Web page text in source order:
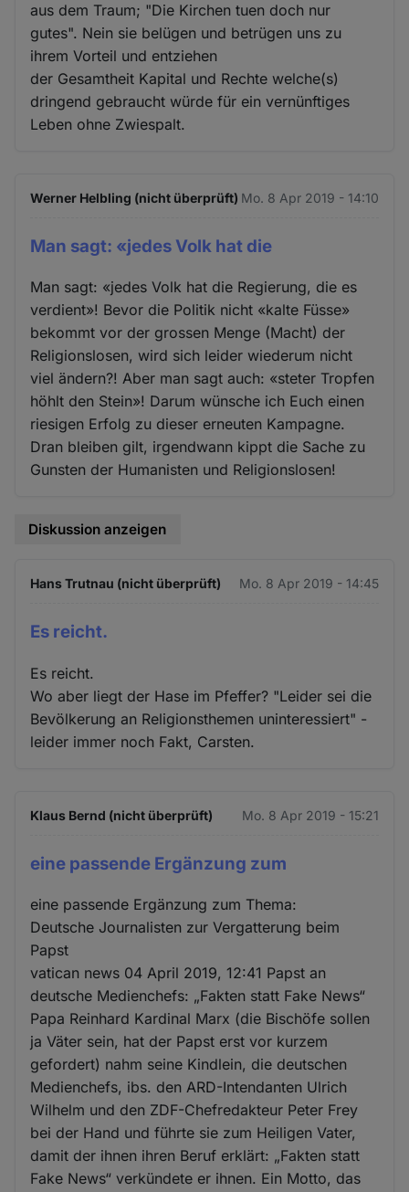
aus dem Traum; "Die Kirchen tuen doch nur
gutes". Nein sie belügen und betrügen uns zu
ihrem Vorteil und entziehen
der Gesamtheit Kapital und Rechte welche(s)
dringend gebraucht würde für ein vernünftiges
Leben ohne Zwiespalt.
Werner Helbling (nicht überprüft) Mo. 8 Apr 2019 - 14:10
Man sagt: «jedes Volk hat die
Man sagt: «jedes Volk hat die Regierung, die es
verdient»! Bevor die Politik nicht «kalte Füsse»
bekommt vor der grossen Menge (Macht) der
Religionslosen, wird sich leider wiederum nicht
viel ändern?! Aber man sagt auch: «steter Tropfen
höhlt den Stein»! Darum wünsche ich Euch einen
riesigen Erfolg zu dieser erneuten Kampagne.
Dran bleiben gilt, irgendwann kippt die Sache zu
Gunsten der Humanisten und Religionslosen!
Diskussion anzeigen
Hans Trutnau (nicht überprüft) Mo. 8 Apr 2019 - 14:45
Es reicht.
Es reicht.
Wo aber liegt der Hase im Pfeffer? "Leider sei die
Bevölkerung an Religionsthemen uninteressiert" -
leider immer noch Fakt, Carsten.
Klaus Bernd (nicht überprüft) Mo. 8 Apr 2019 - 15:21
eine passende Ergänzung zum
eine passende Ergänzung zum Thema:
Deutsche Journalisten zur Vergatterung beim
Papst
vatican news 04 April 2019, 12:41 Papst an
deutsche Medienchefs: „Fakten statt Fake News“
Papa Reinhard Kardinal Marx (die Bischöfe sollen
ja Väter sein, hat der Papst erst vor kurzem
gefordert) nahm seine Kindlein, die deutschen
Medienchefs, ibs. den ARD-Intendanten Ulrich
Wilhelm und den ZDF-Chefredakteur Peter Frey
bei der Hand und führte sie zum Heiligen Vater,
damit der ihnen ihren Beruf erklärt: „Fakten statt
Fake News“ verkündete er ihnen. Ein Motto, das